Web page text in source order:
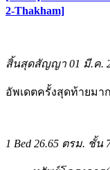
2-Thakham]
สิ้นสุดสัญญา 01 มี.ค.
อัพเดตครั้งสุดท้ายมา
1 Bed 26.65 ตรม. ชั้น